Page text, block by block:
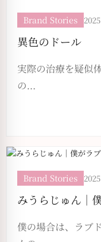
山下裕二 ｜
い。思...
Brand Stories
異色のドール
実際の治療を疑似
の...
Brand Stories
みうらじゅん｜
僕の場合は、ラブ